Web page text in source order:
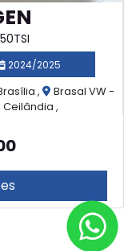
2024/2025
,
Brasal VW -
Ceilândia ,